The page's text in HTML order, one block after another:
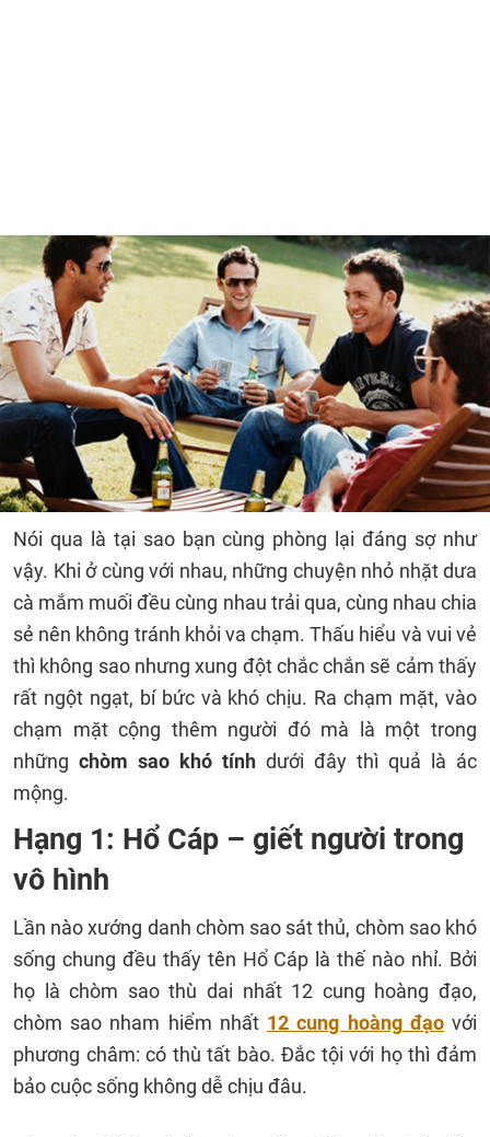
Nói qua là tại sao bạn cùng phòng lại đáng sợ như
vậy. Khi ở cùng với nhau, những chuyện nhỏ nhặt dưa
cà mắm muối đều cùng nhau trải qua, cùng nhau chia
sẻ nên không tránh khỏi va chạm. Thấu hiểu và vui vẻ
thì không sao nhưng xung đột chắc chắn sẽ cảm thấy
rất ngột ngạt, bí bức và khó chịu. Ra chạm mặt, vào
chạm mặt cộng thêm người đó mà là một trong
những chòm sao khó tính dưới đây thì quả là ác
mộng.
Hạng 1: Hổ Cáp – giết người trong
vô hình
Lần nào xướng danh chòm sao sát thủ, chòm sao khó
sống chung đều thấy tên Hổ Cáp là thế nào nhỉ. Bởi
họ là chòm sao thù dai nhất 12 cung hoàng đạo,
chòm sao nham hiểm nhất 12 cung hoàng đạovới
phương châm: có thù tất bào. Đắc tội với họ thì đảm
bảo cuộc sống không dễ chịu đâu.